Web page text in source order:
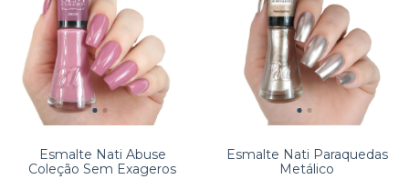
Esmalte Nati Abuse
Coleção Sem Exageros
Esmalte Nati Paraquedas
Metálico